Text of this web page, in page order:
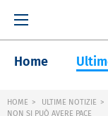
Home
HOME ULTIME NOTIZIE
NON SI PUÒ AVERE PACE